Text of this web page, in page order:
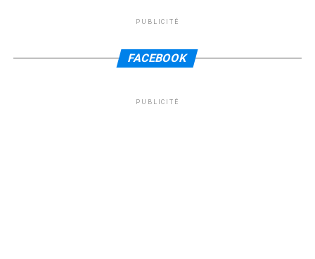
PUBLICITÉ
FACEBOOK
PUBLICITÉ